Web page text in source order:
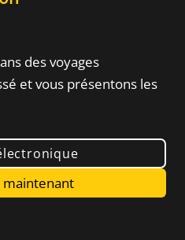
des voyages
et vous présentons les
maintenant